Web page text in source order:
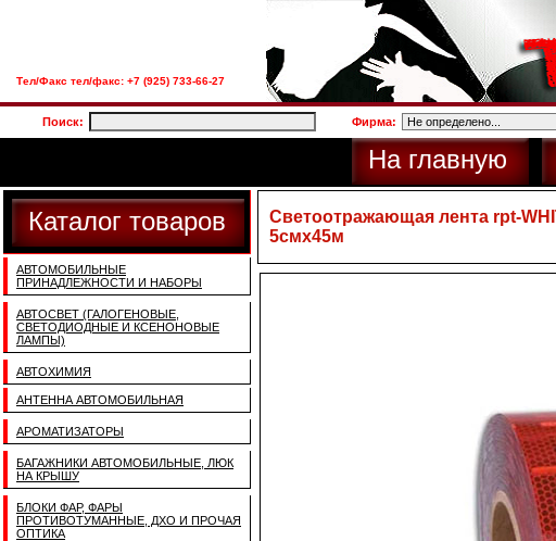
Тел/Факс тел/факс: +7 (925) 733-66-27
Поиск: Фирма:
На главную
Каталог товаров
АВТОМОБИЛЬНЫЕ
ПРИНАДЛЕЖНОСТИ И НАБОРЫ
АВТОСВЕТ (ГАЛОГЕНОВЫЕ,
СВЕТОДИОДНЫЕ И КСЕНОНОВЫЕ
ЛАМПЫ)
АВТОХИМИЯ
АНТЕННА АВТОМОБИЛЬНАЯ
АРОМАТИЗАТОРЫ
БАГАЖНИКИ АВТОМОБИЛЬНЫЕ, ЛЮК
НА КРЫШУ
БЛОКИ ФАР, ФАРЫ
ПРОТИВОТУМАННЫЕ, ДХО И ПРОЧАЯ
ОПТИКА
Светоотражающая лента rpt-
5смх45м